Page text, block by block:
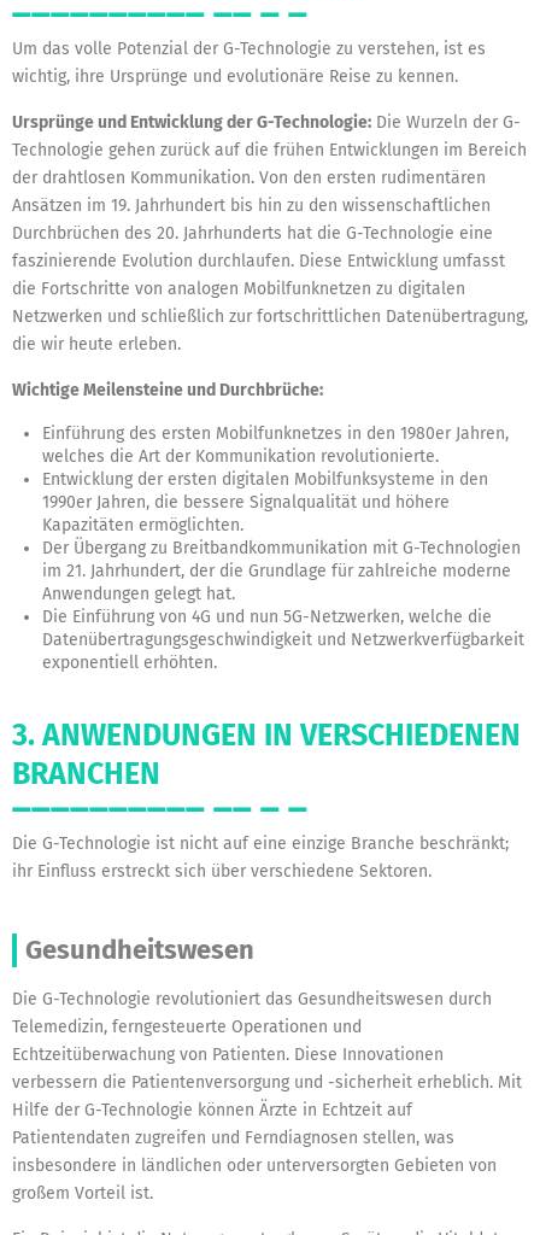
Um das volle Potenzial der G-Technologie zu verstehen, ist es
wichtig, ihre Ursprünge und evolutionäre Reise zu kennen.
Ursprünge und Entwicklung der G-Technologie: Die Wurzeln der G-
Technologie gehen zurück auf die frühen Entwicklungen im Bereich
der drahtlosen Kommunikation. Von den ersten rudimentären
Ansätzen im 19. Jahrhundert bis hin zu den wissenschaftlichen
Durchbrüchen des 20. Jahrhunderts hat die G-Technologie eine
faszinierende Evolution durchlaufen. Diese Entwicklung umfasst
die Fortschritte von analogen Mobilfunknetzen zu digitalen
Netzwerken und schließlich zur fortschrittlichen Datenübertragung,
die wir heute erleben.
Wichtige Meilensteine und Durchbrüche:
Einführung des ersten Mobilfunknetzes in den 1980er Jahren,
welches die Art der Kommunikation revolutionierte.
Entwicklung der ersten digitalen Mobilfunksysteme in den
1990er Jahren, die bessere Signalqualität und höhere
Kapazitäten ermöglichten.
Der Übergang zu Breitbandkommunikation mit G-Technologien
im 21. Jahrhundert, der die Grundlage für zahlreiche moderne
Anwendungen gelegt hat.
Die Einführung von 4G und nun 5G-Netzwerken, welche die
Datenübertragungsgeschwindigkeit und Netzwerkverfügbarkeit
exponentiell erhöhten.
3. ANWENDUNGEN IN VERSCHIEDENEN
BRANCHEN
Die G-Technologie ist nicht auf eine einzige Branche beschränkt;
ihr Einfluss erstreckt sich über verschiedene Sektoren.
Gesundheitswesen
Die G-Technologie revolutioniert das Gesundheitswesen durch
Telemedizin, ferngesteuerte Operationen und
Echtzeitüberwachung von Patienten. Diese Innovationen
verbessern die Patientenversorgung und -sicherheit erheblich. Mit
Hilfe der G-Technologie können Ärzte in Echtzeit auf
Patientendaten zugreifen und Ferndiagnosen stellen, was
insbesondere in ländlichen oder unterversorgten Gebieten von
großem Vorteil ist.